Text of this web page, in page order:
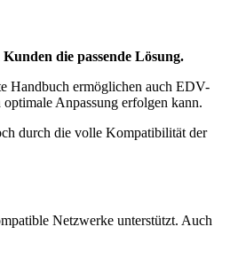
die passende Lösung.
Handbuch ermöglichen auch EDV-
Anpassung erfolgen kann.
durch die volle Kompatibilität der
Netzwerke unterstützt. Auch